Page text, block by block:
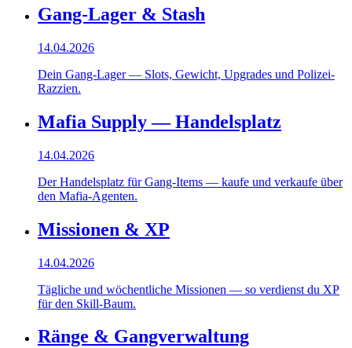
Gang-Lager & Stash
14.04.2026
Dein Gang-Lager — Slots, Gewicht, Upgrades und Polizei-
Razzien.
Mafia Supply — Handelsplatz
14.04.2026
Der Handelsplatz für Gang-Items — kaufe und verkaufe über
den Mafia-Agenten.
Missionen & XP
14.04.2026
Tägliche und wöchentliche Missionen — so verdienst du XP
für den Skill-Baum.
Ränge & Gangverwaltung